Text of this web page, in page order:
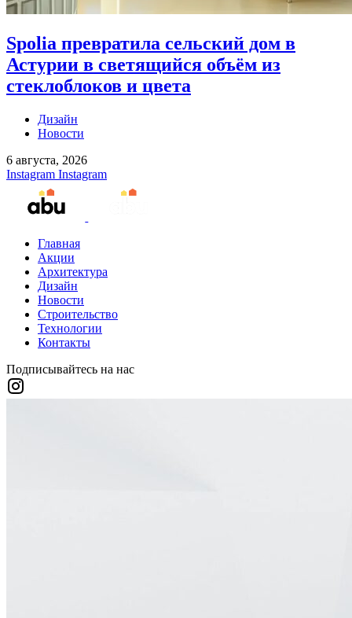
Spolia превратила сельский дом в
Астурии в светящийся объём из
стеклоблоков и цвета
Дизайн
Новости
6 августа, 2026
Instagram Instagram
Главная
Акции
Архитектура
Дизайн
Новости
Строительство
Технологии
Контакты
Подписывайтесь на нас